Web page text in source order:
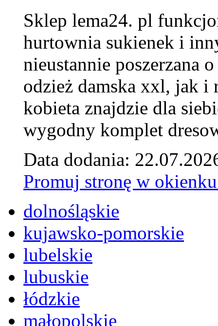
Sklep lema24. pl
hurtownia sukienek i
nieustannie poszerzana
odzież damska xxl, jak i
kobieta znajdzie dla
wygodny komplet
Data dodania:
Promuj stronę w
dolnośląskie
kujawsko-pomorskie
lubelskie
lubuskie
łódzkie
małopolskie